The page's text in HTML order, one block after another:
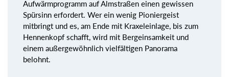
Aufwärmprogramm auf Almstraßen einen gewissen
Spürsinn erfordert. Wer ein wenig Pioniergeist
mitbringt und es, am Ende mit Kraxeleinlage, bis zum
Hennenkopf schafft, wird mit Bergeinsamkeit und
einem außergewöhnlich vielfältigen Panorama
belohnt.